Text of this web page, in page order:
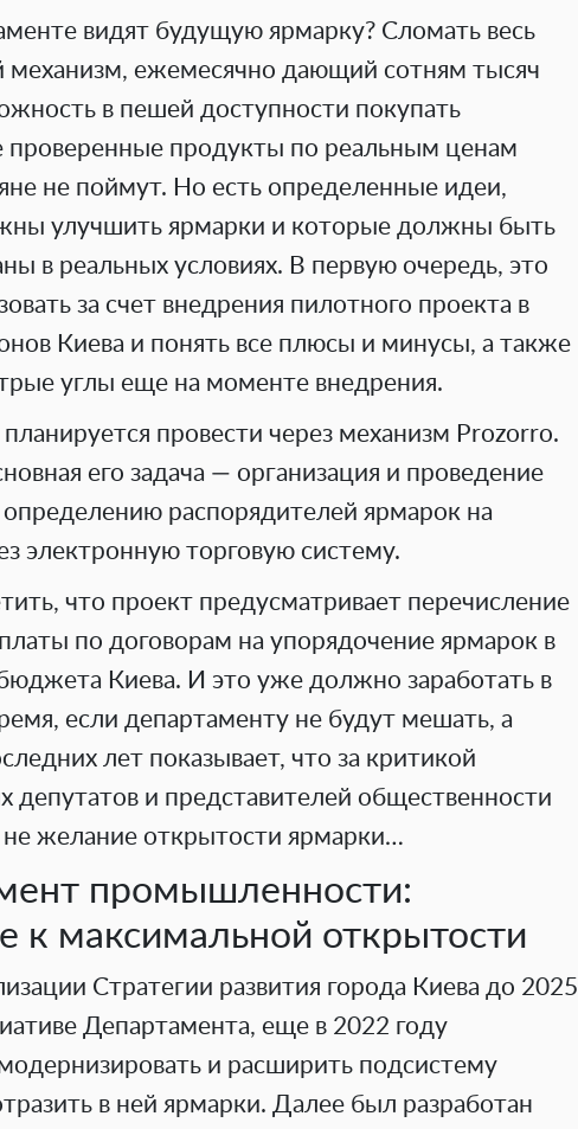
видят будущую ярмарку? Сломать весь
ежемесячно дающий сотням тысяч
в пешей доступности покупать
проверенные продукты по реальным ценам
не поймут. Но есть определенные идеи,
улучшить ярмарки и которые должны быть
в реальных условиях. В первую очередь, это
за счет внедрения пилотного проекта в
Киева и понять все плюсы и минусы, а также
углы еще на моменте внедрения.
провести через механизм Prozorro.
его задача — организация и проведение
определению распорядителей ярмарок на
электронную торговую систему.
что проект предусматривает перечисление
по договорам на упорядочение ярмарок в
Киева. И это уже должно заработать в
если департаменту не будут мешать, а
лет показывает, что за критикой
депутатов и представителей общественности
не желание открытости ярмарки…
промышленности:
к максимальной открытости
Стратегии развития города Киева до 2025
Департамента, еще в 2022 году
и расширить подсистему
в ней ярмарки. Далее был разработан